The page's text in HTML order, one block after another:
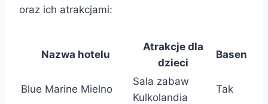
oraz ich atrakcjami:
Nazwa hotelu
Atrakcje dla
dzieci
Basen
Blue Marine Mielno
Sala zabaw
Kulkolandia
Tak